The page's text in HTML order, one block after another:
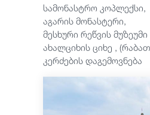
სამონასტრო კოპლექსი,
აგარის მონასტერი,
მესხური რეწვის
ახალციხის ციხე ,
კერძების დაგემოვნება